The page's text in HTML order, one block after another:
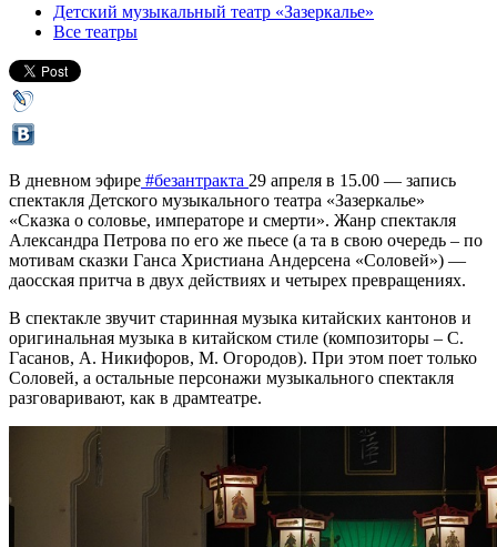
Детский музыкальный театр «Зазеркалье»
Все театры
В дневном эфире #безантракта 29 апреля в 15.00 — запись
спектакля Детского музыкального театра «Зазеркалье»
«Сказка о соловье, императоре и смерти». Жанр спектакля
Александра Петрова по его же пьесе (а та в свою очередь – по
мотивам сказки Ганса Христиана Андерсена «Соловей») —
даосская притча в двух действиях и четырех превращениях.
В спектакле звучит старинная музыка китайских кантонов и
оригинальная музыка в китайском стиле (композиторы – С.
Гасанов, А. Никифоров, М. Огородов). При этом поет только
Соловей, а остальные персонажи музыкального спектакля
разговаривают, как в драмтеатре.